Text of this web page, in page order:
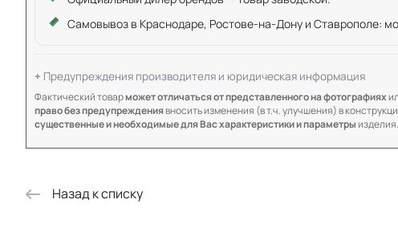
Самовывоз в Краснодаре, Ростове-на-Дону и Ставрополе:
Предупреждения производителя и юридическая информация
Фактический товарможет отличаться от представленного на фотографиях
право без предупреждениявносить изменения (в т.ч. улучшения) в
существенные и необходимые для Вас характеристики и параметрыизделия.
Назад к списку